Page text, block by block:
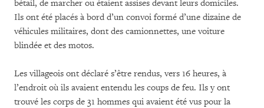
bétail, de marcher ou étaient assises devant leurs domiciles.
Ils ont été placés à bord d’un convoi formé d’une dizaine de
véhicules militaires, dont des camionnettes, une voiture
blindée et des motos.
Les villageois ont déclaré s’être rendus, vers 16 heures, à
l’endroit où ils avaient entendu les coups de feu. Ils y ont
trouvé les corps de 31 hommes qui avaient été vus pour la